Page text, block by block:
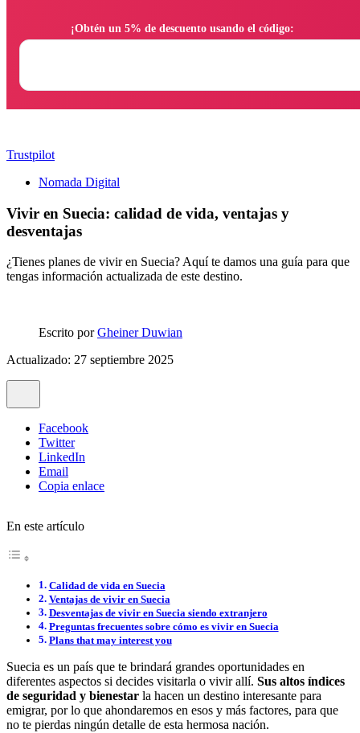
Trustpilot
Nomada Digital
Vivir en Suecia: calidad de vida, ventajas y
desventajas
¿Tienes planes de vivir en Suecia? Aquí te damos una guía para que
tengas información actualizada de este destino.
Escrito porGheiner Duwian
Actualizado: 27 septiembre 2025
Facebook
Twitter
LinkedIn
Email
Copia enlace
En este artículo
Calidad de vida en Suecia
Ventajas de vivir en Suecia
Desventajas de vivir en Suecia siendo extranjero
Preguntas frecuentes sobre cómo es vivir en Suecia
Plans that may interest you
Suecia es un país que te brindará grandes oportunidades en
diferentes aspectos si decides visitarla o vivir allí. Sus altos índices
de seguridad y bienestar la hacen un destino interesante para
emigrar, por lo que ahondaremos en esos y más factores, para que
no te pierdas ningún detalle de esta hermosa nación.